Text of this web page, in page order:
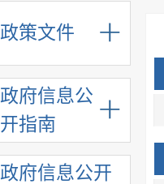
政策文件
政府信息公
开指南
政府信息公开